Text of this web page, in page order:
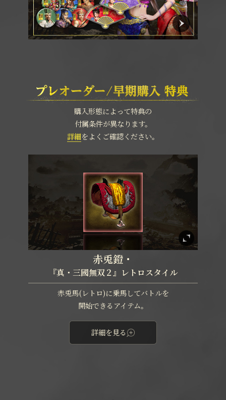
購入形態によって特典の
付属条件が異なります。
詳細をよくご確認ください。
赤兎鐙・
『真・三國無双２』レトロスタイル
赤兎馬(レトロ)に乗馬してバトルを
開始できるアイテム。
詳細を見る